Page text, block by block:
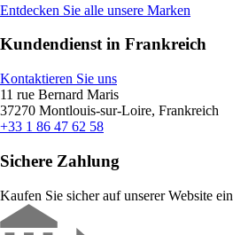
Entdecken Sie alle unsere Marken
Kundendienst in Frankreich
Kontaktieren Sie uns
11 rue Bernard Maris
37270 Montlouis-sur-Loire, Frankreich
+33 1 86 47 62 58
Sichere Zahlung
Kaufen Sie sicher auf unserer Website ein